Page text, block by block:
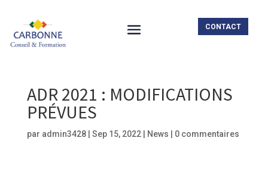
CONTACT
ADR 2021 : MODIFICATIONS
PRÉVUES
par admin3428| Sep 15, 2022| News 0 commentaires